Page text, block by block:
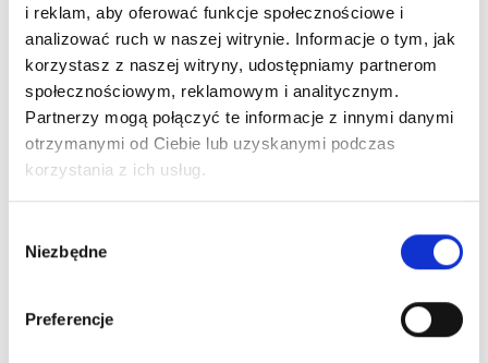
i reklam, aby oferować funkcje społecznościowe i
analizować ruch w naszej witrynie. Informacje o tym, jak
korzystasz z naszej witryny, udostępniamy partnerom
społecznościowym, reklamowym i analitycznym.
Partnerzy mogą połączyć te informacje z innymi danymi
otrzymanymi od Ciebie lub uzyskanymi podczas
korzystania z ich usług.
zgody
Niezbędne
Preferencje